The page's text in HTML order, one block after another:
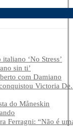
‘No Stress’
sin ti’
com Damiano
Victoria
do Måneskin
Ferragni: “Não é